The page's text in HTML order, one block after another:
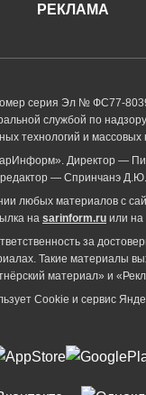
РЕКЛАМА
серия Эл № ФС77-
службой по
технологий и массовых
Директор —
редактор — Спринчанэ Д.Ю.
любых материалов с
на sarinform.ru или на
за
Такие материалы
материал» и
Cookie и сервиc